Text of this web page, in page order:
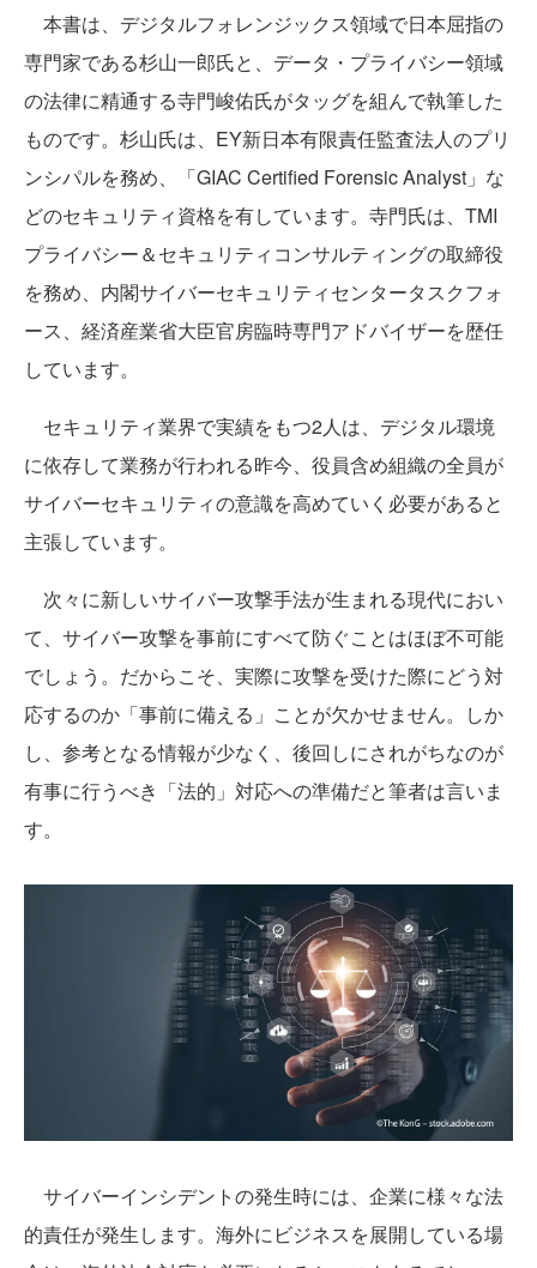
本書は、デジタルフォレンジックス領域で日本屈指の
専門家である杉山一郎氏と、データ・プライバシー領域
の法律に精通する寺門峻佑氏がタッグを組んで執筆した
ものです。杉山氏は、EY新日本有限責任監査法人のプリ
ンシパルを務め、「GIAC Certified Forensic Analyst」な
どのセキュリティ資格を有しています。寺門氏は、TMI
プライバシー＆セキュリティコンサルティングの取締役
を務め、内閣サイバーセキュリティセンタータスクフォ
ース、経済産業省大臣官房臨時専門アドバイザーを歴任
しています。
セキュリティ業界で実績をもつ2人は、デジタル環境
に依存して業務が行われる昨今、役員含め組織の全員が
サイバーセキュリティの意識を高めていく必要があると
主張しています。
次々に新しいサイバー攻撃手法が生まれる現代におい
て、サイバー攻撃を事前にすべて防ぐことはほぼ不可能
でしょう。だからこそ、実際に攻撃を受けた際にどう対
応するのか「事前に備える」ことが欠かせません。しか
し、参考となる情報が少なく、後回しにされがちなのが
有事に行うべき「法的」対応への準備だと筆者は言いま
す。
サイバーインシデントの発生時には、企業に様々な法
的責任が発生します。海外にビジネスを展開している場